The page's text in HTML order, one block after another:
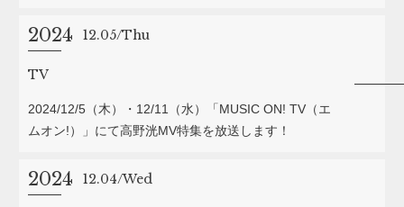
2024 12.05 Thu
TV
2024/12/5（木）・12/11（水）「MUSIC ON! TV（エ
ムオン!）」にて高野洸MV特集を放送します！
2024 12.04 Wed